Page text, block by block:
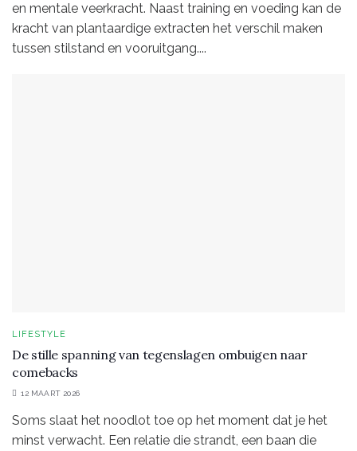
en mentale veerkracht. Naast training en voeding kan de
kracht van plantaardige extracten het verschil maken
tussen stilstand en vooruitgang....
LIFESTYLE
De stille spanning van tegenslagen ombuigen naar
comebacks
12 MAART 2026
Soms slaat het noodlot toe op het moment dat je het
minst verwacht. Een relatie die strandt, een baan die